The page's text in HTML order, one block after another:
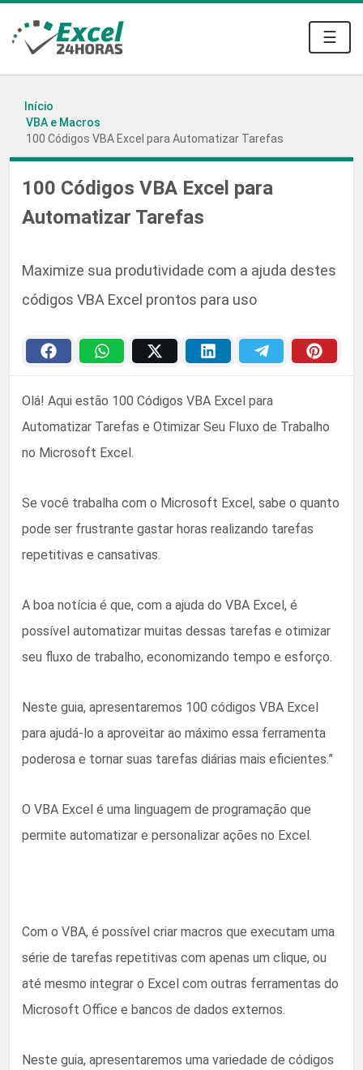
☰
Início
VBA e Macros
100 Códigos VBA Excel para Automatizar Tarefas
100 Códigos VBA Excel para
Automatizar Tarefas
Maximize sua produtividade com a ajuda destes
códigos VBA Excel prontos para uso
Olá! Aqui estão 100 Códigos VBA Excel para
Automatizar Tarefas e Otimizar Seu Fluxo de Trabalho
no Microsoft Excel.
Se você trabalha com o Microsoft Excel, sabe o quanto
pode ser frustrante gastar horas realizando tarefas
repetitivas e cansativas.
A boa notícia é que, com a ajuda do VBA Excel, é
possível automatizar muitas dessas tarefas e otimizar
seu fluxo de trabalho, economizando tempo e esforço.
Neste guia, apresentaremos 100 códigos VBA Excel
para ajudá-lo a aproveitar ao máximo essa ferramenta
poderosa e tornar suas tarefas diárias mais eficientes.”
O VBA Excel é uma linguagem de programação que
permite automatizar e personalizar ações no Excel.
Com o VBA, é possível criar macros que executam uma
série de tarefas repetitivas com apenas um clique, ou
até mesmo integrar o Excel com outras ferramentas do
Microsoft Office e bancos de dados externos.
Neste guia, apresentaremos uma variedade de códigos